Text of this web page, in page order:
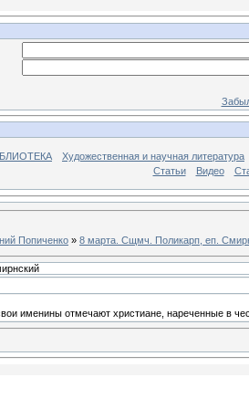
Художественная и научная литература
Статьи
Видео
Попиченко » 8 марта. Сщмч. Поликарп, еп.
именины отмечают христиане, нареченные в